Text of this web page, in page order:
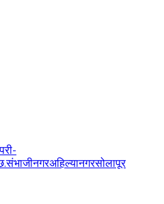
अहिल्यानगरसोलापूर